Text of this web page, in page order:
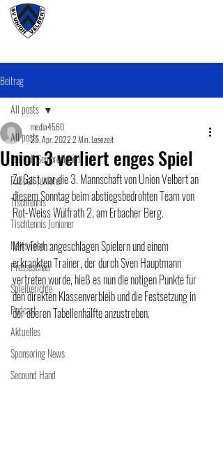
Beitrag
All posts
Fußball SeniorenInnen
Fußball Junioner
Tischtennis
Tischtennis Junioner
News Feed
Presseschau
Spielberichte
Podcast
Aktuelles
Sponsoring News
Secound Hand
All posts
Union 3 verliert enges Spiel
media4560
25. Apr. 20222 Min. Lesezeit
Zu Gast war die 3. Mannschaft von Union Velbert an
diesem Sonntag beim abstiegsbedrohten Team von
Rot-Weiss Wülfrath 2, am Erbacher Berg.
Mit vielen angeschlagen Spielern und einem
erkrankten Trainer, der durch Sven Hauptmann
vertreten wurde, hieß es nun die nötigen Punkte für
den direkten Klassenverbleib und die Festsetzung in
der oberen Tabellenhälfte anzustreben.